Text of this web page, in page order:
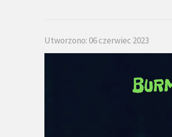
Utworzono: 06 czerwiec 2023